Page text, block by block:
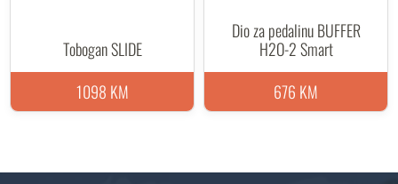
Tobogan SLIDE
1098 KM
Dio za pedalinu BUFFER
H2O-2 Smart
676 KM